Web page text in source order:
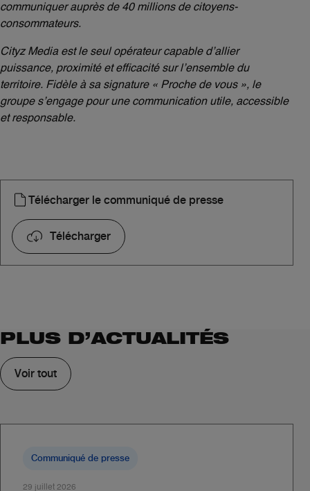
communiquer auprès de 40 millions de citoyens-
consommateurs.
Cityz Media est le seul opérateur capable d’allier
puissance, proximité et efficacité sur l’ensemble du
territoire. Fidèle à sa signature « Proche de vous », le
groupe s’engage pour une communication utile, accessible
et responsable.
Télécharger le communiqué de presse
Télécharger
PLUS D’ACTUALITÉS
Voir tout
Communiqué de presse
29 juillet 2026